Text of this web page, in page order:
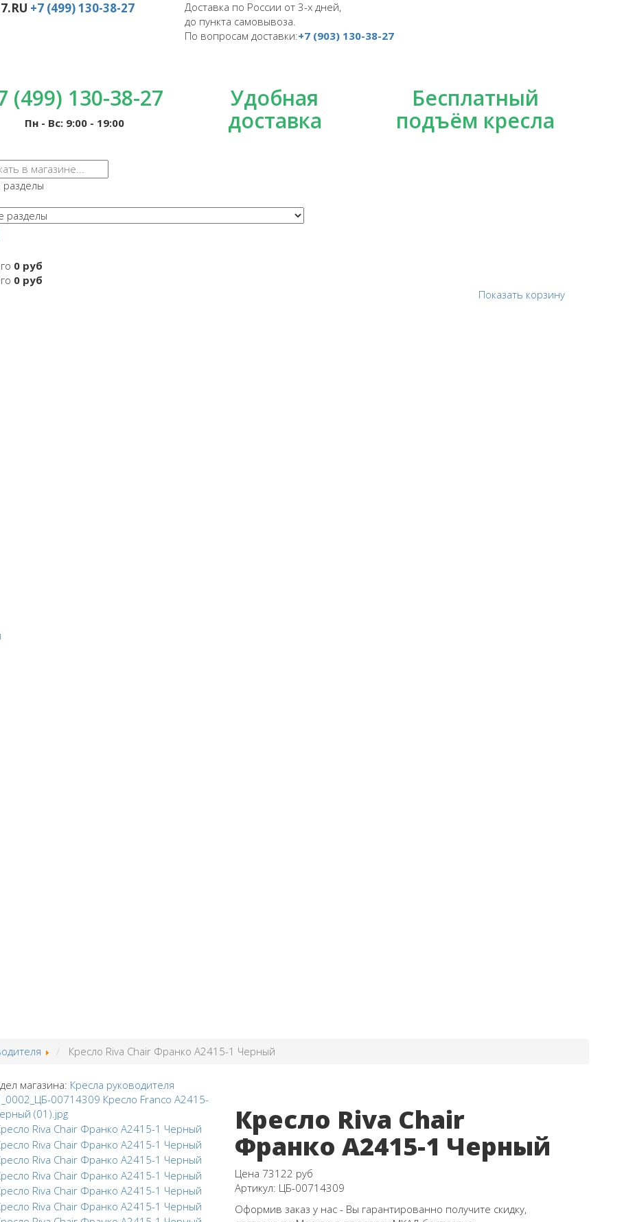
+7 (499) 130-38-27
Доставка по России от 3-х дней,
до пункта самовывоза.
По вопросам доставки:+7 (903) 130-38-27
(499) 130-38-27
Пн - Вс: 9:00 - 19:00
Удобная
доставка
Бесплатный
подъём кресла
разделы
0 руб
0 руб
Показать корзину
Кресло Riva Chair Франко A2415-1 Черный
магазина: Кресла руководителя
Кресло Riva Chair
Франко A2415-1 Черный
Цена 73122 руб
Артикул: ЦБ-00714309
Оформив заказ у нас - Вы гарантированно получите скидку,